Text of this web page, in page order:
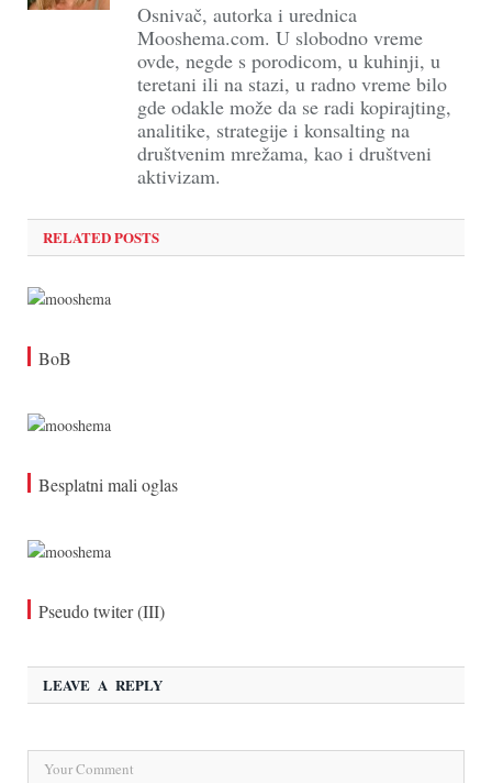
Osnivač, autorka i urednica
Mooshema.com. U slobodno vreme
ovde, negde s porodicom, u kuhinji, u
teretani ili na stazi, u radno vreme bilo
gde odakle može da se radi kopirajting,
analitike, strategije i konsalting na
društvenim mrežama, kao i društveni
aktivizam.
RELATED POSTS
BoB
Besplatni mali oglas
Pseudo twiter (III)
LEAVE A REPLY